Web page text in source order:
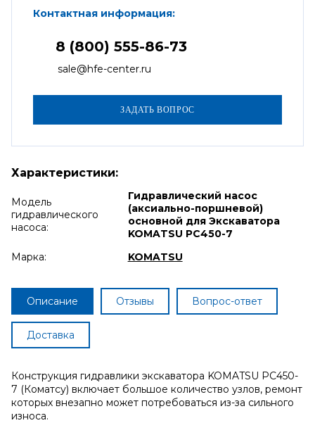
Контактная информация:
8 (800) 555-86-73
sale@hfe-center.ru
Характеристики:
Модель
гидравлического
насоса:
Гидравлический насос
(аксиально-поршневой)
основной для Экскаватора
KOMATSU PC450-7
Марка:
KOMATSU
Описание Отзывы Вопрос-ответ
Доставка
Конструкция гидравлики экскаватора KOMATSU PC450-
7 (Коматсу) включает большое количество узлов, ремонт
которых внезапно может потребоваться из-за сильного
износа.